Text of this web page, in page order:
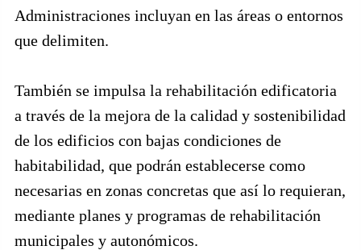
Administraciones incluyan en las áreas o entornos
que delimiten.
También se impulsa la rehabilitación edificatoria
a través de la mejora de la calidad y sostenibilidad
de los edificios con bajas condiciones de
habitabilidad, que podrán establecerse como
necesarias en zonas concretas que así lo requieran,
mediante planes y programas de rehabilitación
municipales y autonómicos.